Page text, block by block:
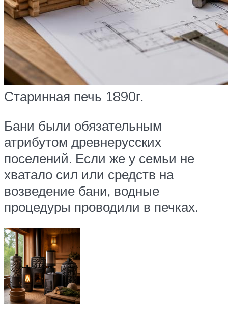
Старинная печь 1890г.
Бани были обязательным
атрибутом древнерусских
поселений. Если же у семьи не
хватало сил или средств на
возведение бани, водные
процедуры проводили в печках.